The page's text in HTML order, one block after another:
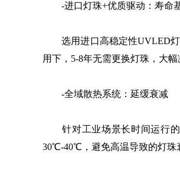
-进口灯珠+优质驱动：寿命
选用进口高稳定性UVLED灯
用下，5-8年无需更换灯珠，大幅
-全域散热系统：延缓衰减
针对工业场景长时间运行的
30℃-40℃，避免高温导致的灯珠